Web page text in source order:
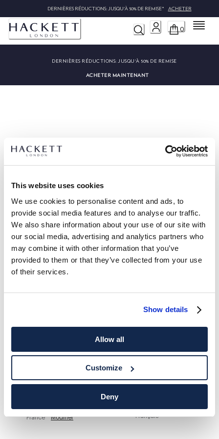
This website uses cookies
We use cookies to personalise content and ads, to
provide social media features and to analyse our traffic.
We also share information about your use of our site with
our social media, advertising and analytics partners who
may combine it with other information that you’ve
provided to them or that they’ve collected from your use
of their services.
Show details
Allow all
Customize
Deny
DERNIÈRES RÉDUCTIONS: JUSQU'À 50% DE REMISE* ACHETER
0 Menu
DERNIÈRES RÉDUCTIONS: JUSQU'À 50% DE REMISE
ACHETER MAINTENANT
Désolé, nous n'avons pas trouvé
""
HACKETT NEWSLETTER
PROFITEZ DE10%DE RÉDUCTION SUR VOTRE PREMIER
ACHAT
évènements.
France Modifier Français